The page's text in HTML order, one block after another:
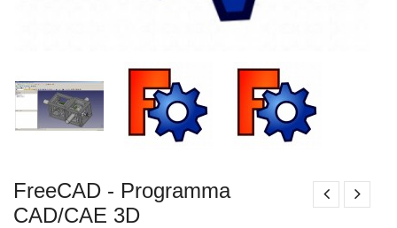
FreeCAD - Programma
CAD/CAE 3D